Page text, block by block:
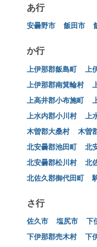
あ行
安曇野市 飯田市
か行
上伊那郡飯島町 上
上伊那郡南箕輪村
上高井郡小布施町
上水内郡小川村
上
木曽郡大桑村
木曽
北安曇郡池田町
北
北安曇郡松川村
北
北佐久郡御代田町
さ行
佐久市 塩尻市 下
下伊那郡売木村
下